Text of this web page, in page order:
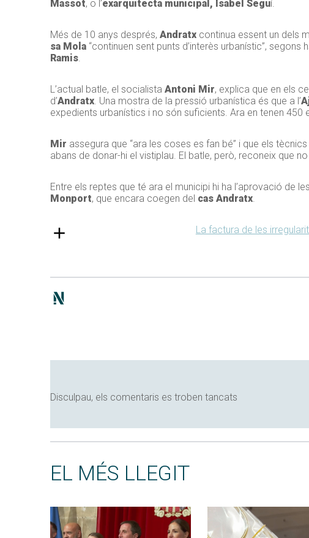
Massot, o l’exarquitecta municipal, Isabel Seguí.
Més de 10 anys després, Andratx continua essent un dels
sa Mola “continuen sent punts d’interès urbanístic”, segons
Ramis.
L’actual batle, el socialista Antoni Mir, explica que en els
d’Andratx. Una mostra de la pressió urbanística és que a l’
expedients urbanístics i no són suficients. Ara en tenen
Mir assegura que “ara les coses es fan bé” i que els
abans de donar-hi el vistiplau. El batle, però, reconeix que
Entre els reptes que té ara el municipi hi ha l’aprovació de
Monport, que encara coegen del cas Andratx.
La factura de les
Disculpau, els comentaris es troben tancats
EL MÉS LLEGIT